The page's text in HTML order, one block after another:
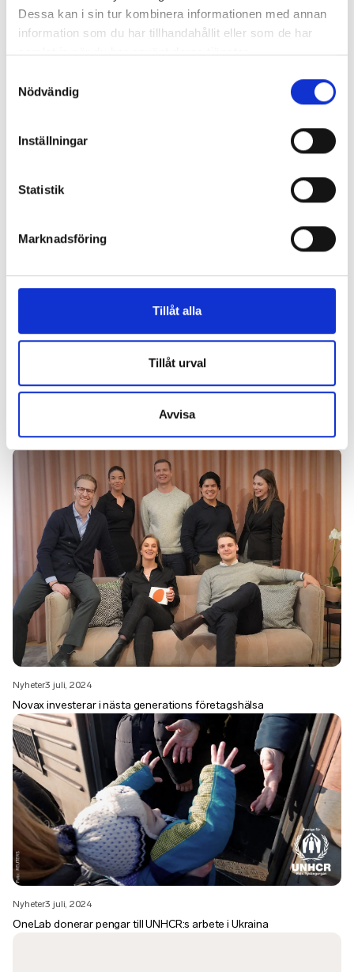
Dessa kan i sin tur kombinera informationen med annan
information som du har tillhandahållit eller som de har
samlat in när du har använt deras tjänster.
Nödvändig
Inställningar
Statistik
Marknadsföring
Tillåt alla
Tillåt urval
Avvisa
Nyheter3 juli, 2024
Glad sommar önskar OneLab
Nyheter3 juli, 2024
Novax investerar i nästa generations företagshälsa
Nyheter3 juli, 2024
OneLab donerar pengar till UNHCR:s arbete i Ukraina